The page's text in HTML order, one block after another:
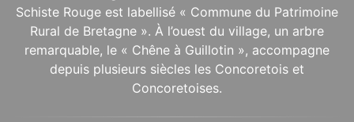
Schiste Rouge est labellisé « Commune du Patrimoine
Rural de Bretagne ». À l’ouest du village, un arbre
remarquable, le « Chêne à Guillotin », accompagne
depuis plusieurs siècles les Concoretois et
Concoretoises.